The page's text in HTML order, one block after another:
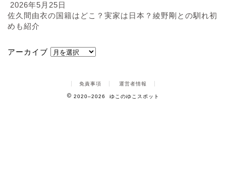
2026年5月25日
佐久間由衣の国籍はどこ？実家は日本？綾野剛との馴れ初
めも紹介
アーカイブ
免責事項 運営者情報
2020–2026 ゆこのゆこスポット